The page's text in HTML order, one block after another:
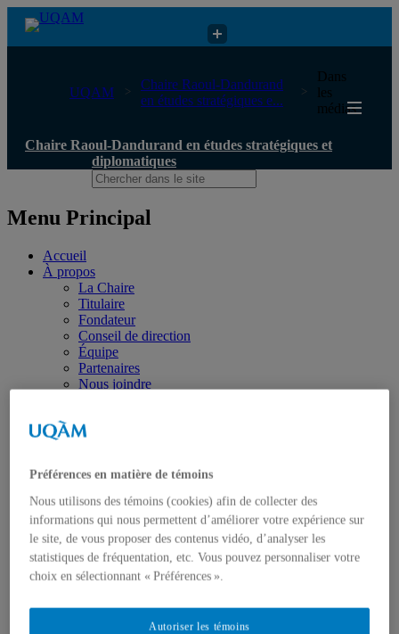
Chaire Raoul-Dandurand en études stratégiques et diplomatiques
UQAM
Chaire Raoul-Dandurand
en études stratégiques e...
Dans
les
médias
Chaire Raoul-Dandurand en études stratégiques et
diplomatiques
Menu Principal
Accueil
À propos
La Chaire
Titulaire
Fondateur
Conseil de direction
Équipe
Partenaires
Nous joindre
Centre FrancoPaix
Conflits multidimensionnels
Accueil
Répertoire
Chercheur-e-s
Tou-te-s les chercheur-e-s
États-Unis
Centre FrancoPaix
Moyen-Orient et Afrique du Nord
Conflits multidimensionnels
Préférences en matière de témoins
Nous utilisons des témoins (cookies) afin de collecter des
informations qui nous permettent d’améliorer votre expérience sur
le site, de vous proposer des contenus vidéo, d’analyser les
statistiques de fréquentation, etc. Vous pouvez personnaliser votre
choix en sélectionnant « Préférences ».
Autoriser les témoins